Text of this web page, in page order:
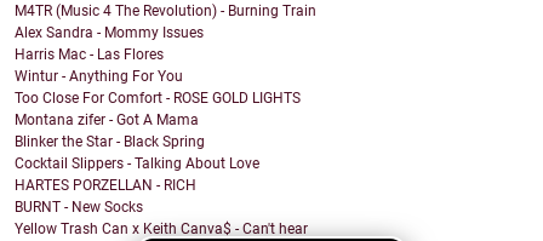
M4TR (Music 4 The Revolution) - Burning Train
Alex Sandra - Mommy Issues
Harris Mac - Las Flores
Wintur - Anything For You
Too Close For Comfort - ROSE GOLD LIGHTS
Montana zifer - Got A Mama
Blinker the Star - Black Spring
Cocktail Slippers - Talking About Love
HARTES PORZELLAN - RICH
BURNT - New Socks
Yellow Trash Can x Keith Canva$ - Can't hear